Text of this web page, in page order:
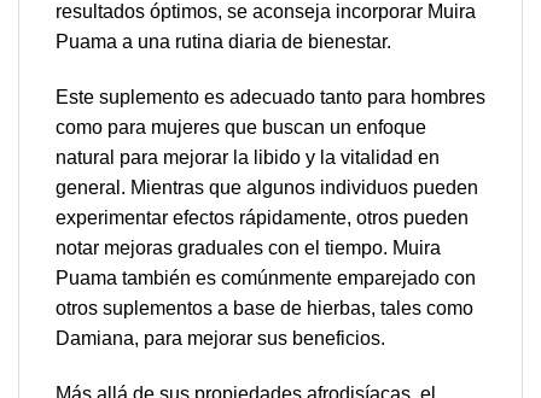
resultados óptimos, se aconseja incorporar Muira
Puama a una rutina diaria de bienestar.
Este suplemento es adecuado tanto para hombres
como para mujeres que buscan un enfoque
natural para mejorar la libido y la vitalidad en
general. Mientras que algunos individuos pueden
experimentar efectos rápidamente, otros pueden
notar mejoras graduales con el tiempo. Muira
Puama también es comúnmente emparejado con
otros suplementos a base de hierbas, tales como
Damiana, para mejorar sus beneficios.
Más allá de sus propiedades afrodisíacas, el